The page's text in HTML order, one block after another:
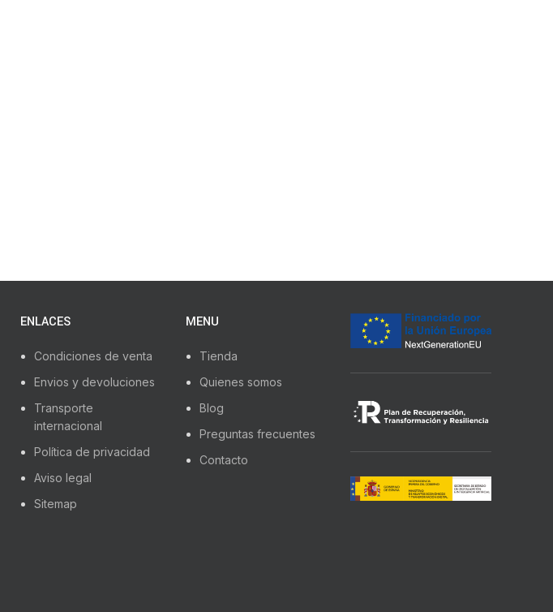
ENLACES
Condiciones de venta
Envios y devoluciones
Transporte
internacional
Política de privacidad
Aviso legal
Sitemap
MENU
Tienda
Quienes somos
Blog
Preguntas frecuentes
Contacto